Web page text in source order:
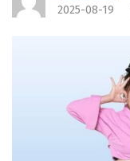
2025-08-19